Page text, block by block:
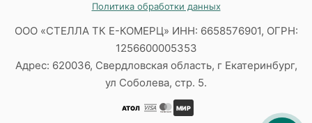
Политика обработки данных
ООО «СТЕЛЛА ТК Е-КОМЕРЦ» ИНН: 6658576901, ОГРН:
1256600005353
Адрес: 620036, Свердловская область, г Екатеринбург,
ул Соболева, стр. 5.
АТОЛ МИР